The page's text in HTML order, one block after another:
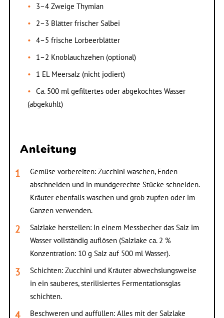
3–4 Zweige Thymian
2–3 Blätter frischer Salbei
4–5 frische Lorbeerblätter
1–2 Knoblauchzehen (optional)
1 EL Meersalz (nicht jodiert)
Ca. 500 ml gefiltertes oder abgekochtes Wasser
(abgekühlt)
Anleitung
Gemüse vorbereiten: Zucchini waschen, Enden
abschneiden und in mundgerechte Stücke schneiden.
Kräuter ebenfalls waschen und grob zupfen oder im
Ganzen verwenden.
Salzlake herstellen: In einem Messbecher das Salz im
Wasser vollständig auflösen (Salzlake ca. 2 %
Konzentration: 10 g Salz auf 500 ml Wasser).
Schichten: Zucchini und Kräuter abwechslungsweise
in ein sauberes, sterilisiertes Fermentationsglas
schichten.
Beschweren und auffüllen: Alles mit der Salzlake